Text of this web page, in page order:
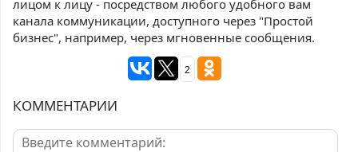
лицом к лицу - посредством любого удобного вам
канала коммуникации, доступного через "Простой
бизнес", например, через мгновенные сообщения.
2
КОММЕНТАРИИ